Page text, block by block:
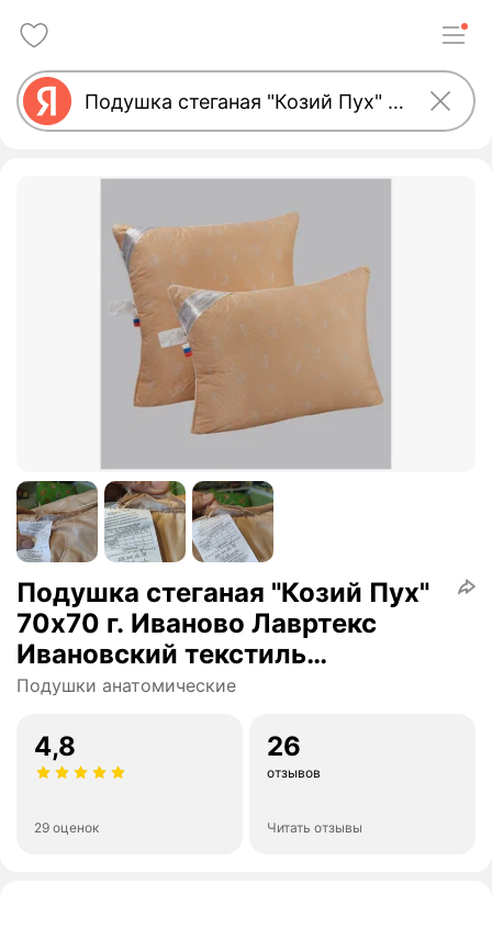
Подушка стеганая "Козий Пух"
70х70 г. Иваново Лавртекс
Ивановский текстиль
(микрофайбер) ультра-степ
Подушки анатомические
4,8
29 оценок
26
отзывов
Читать отзывы